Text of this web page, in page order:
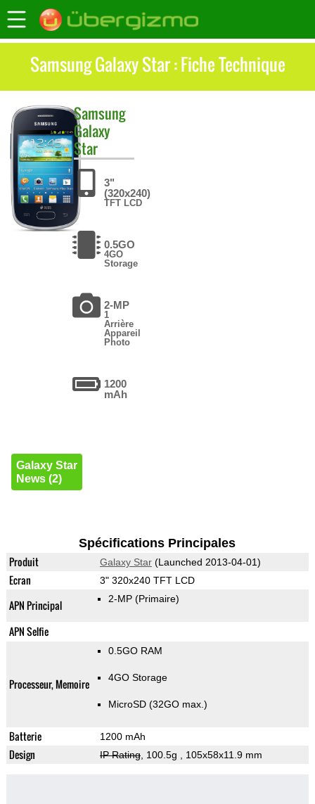
Samsung Galaxy Star : Fiche Technique
Samsung
Galaxy
Star
3"
(320x240)
TFT LCD
0.5GO
4GO
Storage
2-MP
1
Arrière
Appareil
Photo
1200
mAh
Galaxy Star
News (2)
Spécifications Principales
Produit Galaxy Star(Launched 2013-04-01)
Ecran 3" 320x240 TFT LCD
APN Principal 2-MP (Primaire)
APN Selfie
Processeur, Memoire
0.5GO RAM
4GO Storage
MicroSD (32GO max.)
Batterie 1200 mAh
Design IP Rating, 100.5g , 105x58x11.9 mm